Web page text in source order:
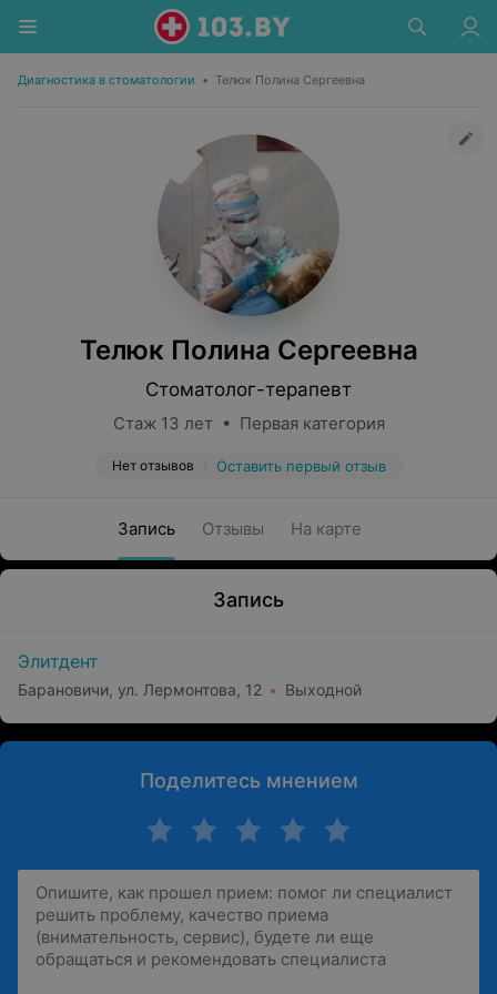
Диагностика в стоматологии • Телюк Полина Сергеевна
Телюк Полина Сергеевна
Стоматолог-терапевт
Стаж 13 лет • Первая категория
Нет отзывов Оставить первый отзыв
Запись Отзывы На карте
Запись
Элитдент
Барановичи, ул. Лермонтова, 12 Выходной
Поделитесь мнением